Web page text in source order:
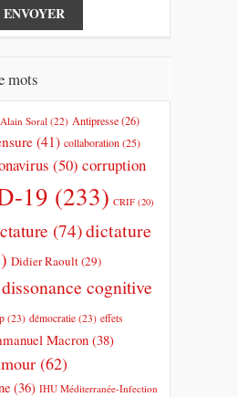
mots
Alain Soral (22) Antipresse(26)
(41) collaboration(25)
(50) corruption
19 (233) CRIF (20)
(74)dictature
Didier Raoult(29)
dissonance cognitive
(23) démocratie (23) effets
Macron(38)
(62)
(36) IHU Méditerranée-Infection